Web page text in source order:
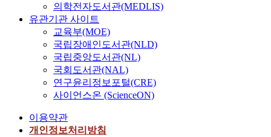
의학전자도서관(MEDLIS)
유관기관 사이트
교육부(MOE)
국립장애인도서관(NLD)
국립중앙도서관(NL)
국회도서관(NAL)
연구윤리정보포털(CRE)
사이언스온 (ScienceON)
이용약관
개인정보처리방침